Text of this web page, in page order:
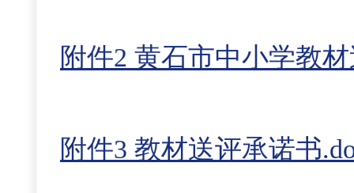
附件2 黄石市中小学教
附件3 教材送评承诺书